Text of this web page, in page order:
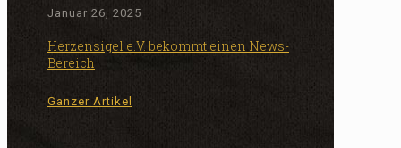
Januar 26, 2025
Herzensigel e.V. bekommt einen News-
Bereich
Ganzer Artikel